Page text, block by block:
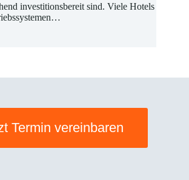
investitionsbereit sind. Viele Hotels
Termin vereinbaren